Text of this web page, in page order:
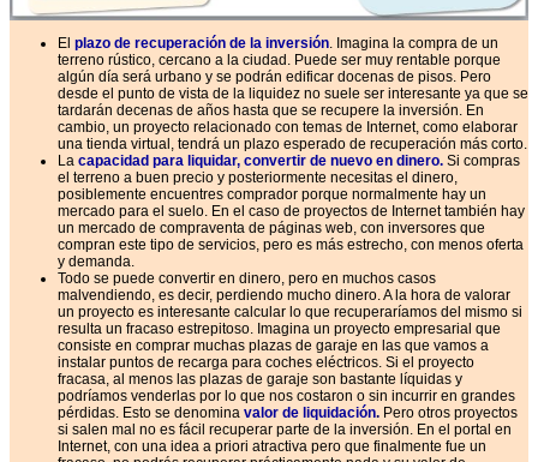
El plazo de recuperación de la inversión . Imagina la compra de un
terreno rústico, cercano a la ciudad. Puede ser muy rentable porque
algún día será urbano y se podrán edificar docenas de pisos. Pero
desde el punto de vista de la liquidez no suele ser interesante ya que se
tardarán decenas de años hasta que se recupere la inversión. En
cambio, un proyecto relacionado con temas de Internet, como elaborar
una tienda virtual, tendrá un plazo esperado de recuperación más corto.
La capacidad para liquidar, convertir de nuevo en dinero. Si compras
el terreno a buen precio y posteriormente necesitas el dinero,
posiblemente encuentres comprador porque normalmente hay un
mercado para el suelo. En el caso de proyectos de Internet también hay
un mercado de compraventa de páginas web, con inversores que
compran este tipo de servicios, pero es más estrecho, con menos oferta
y demanda.
Todo se puede convertir en dinero, pero en muchos casos
malvendiendo, es decir, perdiendo mucho dinero. A la hora de valorar
un proyecto es interesante calcular lo que recuperaríamos del mismo si
resulta un fracaso estrepitoso. Imagina un proyecto empresarial que
consiste en comprar muchas plazas de garaje en las que vamos a
instalar puntos de recarga para coches eléctricos. Si el proyecto
fracasa, al menos las plazas de garaje son bastante líquidas y
podríamos venderlas por lo que nos costaron o sin incurrir en grandes
pérdidas. Esto se denomina valor de liquidación. Pero otros proyectos
si salen mal no es fácil recuperar parte de la inversión. En el portal en
Internet, con una idea a priori atractiva pero que finalmente fue un